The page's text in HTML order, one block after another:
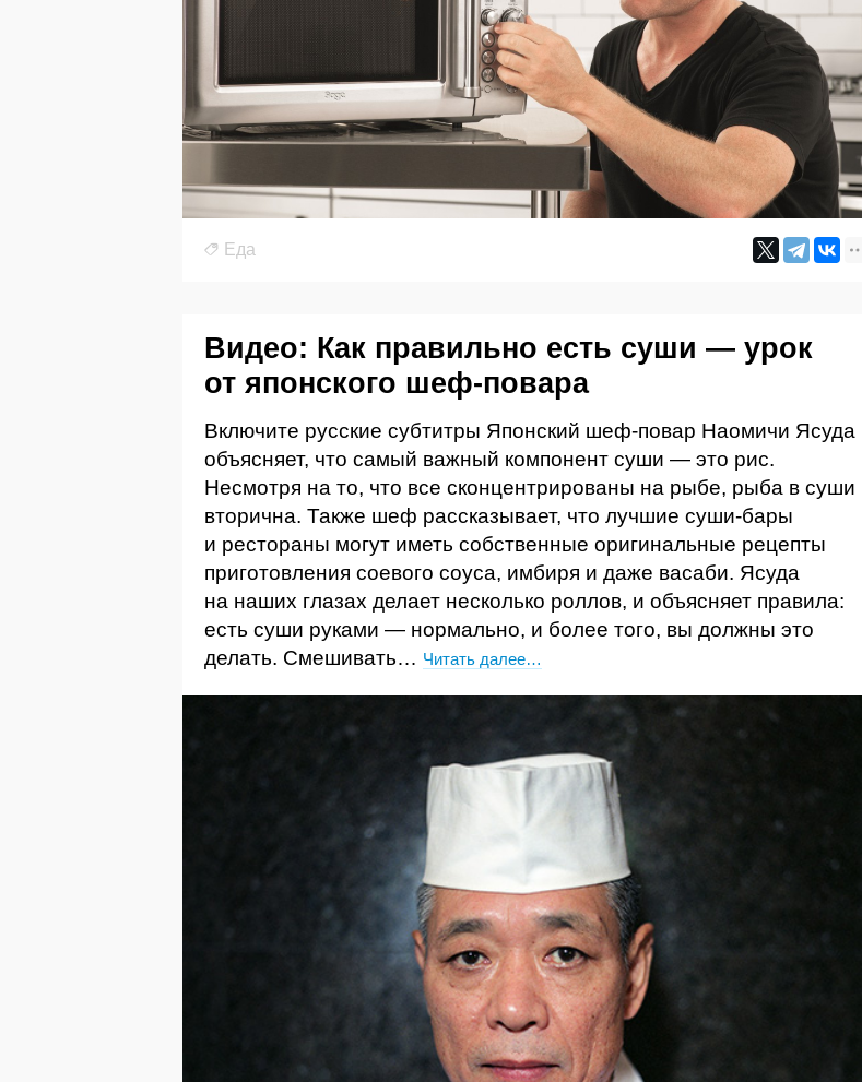
Еда
Видео: Как правильно есть суши — урок
от японского шеф-повара
Включите русские субтитры Японский шеф-повар Наомичи Ясуда
объясняет, что самый важный компонент суши — это рис.
Несмотря на то, что все сконцентрированы на рыбе, рыба в суши
вторична. Также шеф рассказывает, что лучшие суши-бары
и рестораны могут иметь собственные оригинальные рецепты
приготовления соевого соуса, имбиря и даже васаби. Ясуда
на наших глазах делает несколько роллов, и объясняет правила:
есть суши руками — нормально, и более того, вы должны это
делать. Смешивать… Читать далее…